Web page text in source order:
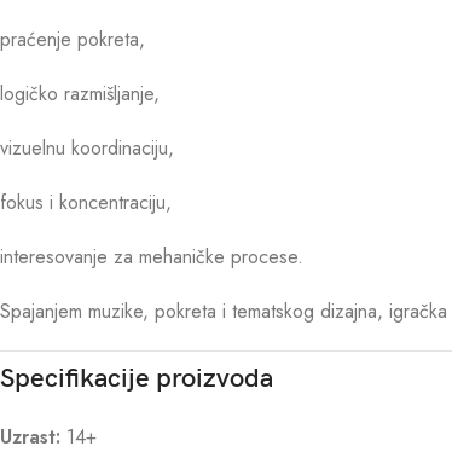
praćenje pokreta,
logičko razmišljanje,
vizuelnu koordinaciju,
fokus i koncentraciju,
interesovanje za mehaničke procese.
Spajanjem muzike, pokreta i tematskog dizajna,
Specifikacije proizvoda
Uzrast: 14+